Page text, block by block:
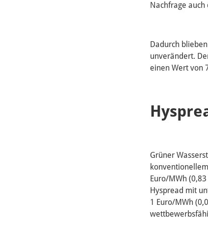
Nachfrage
Dadurch
unverändert.
einen Wert von
Grüner
Euro/MWh
Hyspread mit
1 Euro/MWh